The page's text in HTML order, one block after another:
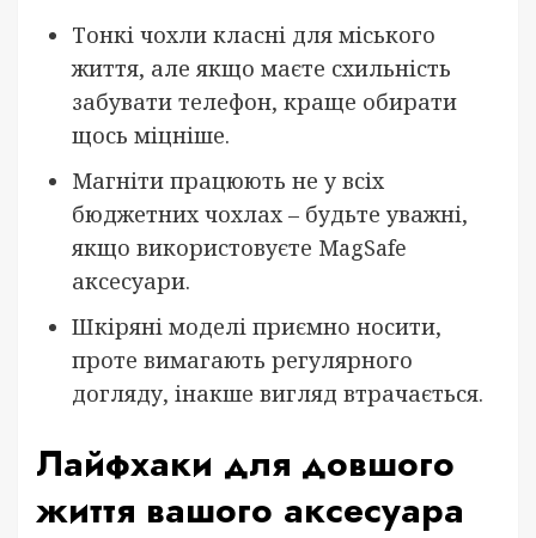
Тонкі чохли класні для міського
життя, але якщо маєте схильність
забувати телефон, краще обирати
щось міцніше.
Магніти працюють не у всіх
бюджетних чохлах – будьте уважні,
якщо використовуєте MagSafe
аксесуари.
Шкіряні моделі приємно носити,
проте вимагають регулярного
догляду, інакше вигляд втрачається.
Лайфхаки для довшого
життя вашого аксесуара